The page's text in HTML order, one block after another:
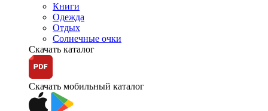
Книги
Одежда
Отдых
Солнечные очки
Скачать каталог
Скачать мобильный каталог